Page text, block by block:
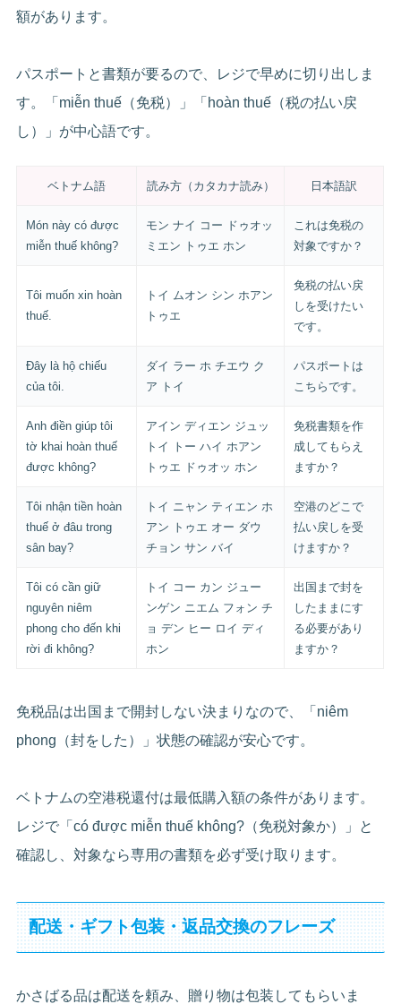
額があります。
パスポートと書類が要るので、レジで早めに切り出しま
す。「miễn thuế（免税）」「hoàn thuế（税の払い戻
し）」が中心語です。
ベトナム語 読み方（カタカナ読み） 日本語訳
Món này có được
miễn thuế không?
モン ナイ コー ドゥオッ
ミエン トゥエ ホン
これは免税の
対象ですか？
Tôi muốn xin hoàn
thuế.
トイ ムオン シン ホアン
トゥエ
免税の払い戻
しを受けたい
です。
Đây là hộ chiếu
của tôi.
ダイ ラー ホ チエウ ク
ア トイ
パスポートは
こちらです。
Anh điền giúp tôi
tờ khai hoàn thuế
được không?
アイン ディエン ジュッ
トイ トー ハイ ホアン
トゥエ ドゥオッ ホン
免税書類を作
成してもらえ
ますか？
Tôi nhận tiền hoàn
thuế ở đâu trong
sân bay?
トイ ニャン ティエン ホ
アン トゥエ オー ダウ
チョン サン バイ
空港のどこで
払い戻しを受
けますか？
Tôi có cần giữ
nguyên niêm
phong cho đến khi
rời đi không?
トイ コー カン ジュー
ンゲン ニエム フォン チ
ョ デン ヒー ロイ ディ
ホン
出国まで封を
したままにす
る必要があり
ますか？
免税品は出国まで開封しない決まりなので、「niêm
phong（封をした）」状態の確認が安心です。
ベトナムの空港税還付は最低購入額の条件があります。
レジで「có được miễn thuế không?（免税対象か）」と
確認し、対象なら専用の書類を必ず受け取ります。
配送・ギフト包装・返品交換のフレーズ
かさばる品は配送を頼み、贈り物は包装してもらいま